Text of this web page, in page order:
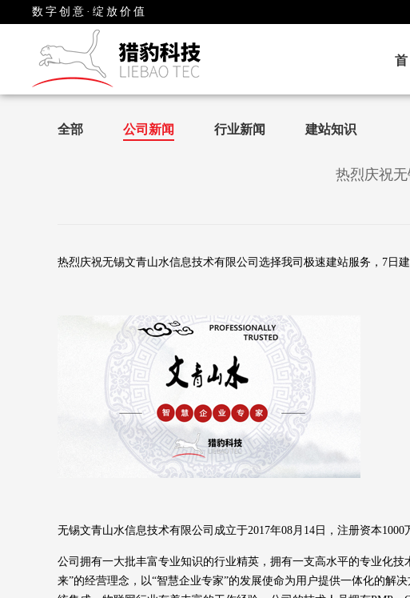
数字创意·绽放价值
首
全部 公司新闻 行业新闻 建站知识
热烈庆祝
热烈庆祝无锡文青山水信息技术有限公司选择我司极速建站服务，7日
无锡文青山水信息技术有限公司成立于2017年08月14日，注册资本1000
公司拥有一大批丰富专业知识的行业精英，拥有一支高水平的专业化
来”的经营理念，以“智慧企业专家”的发展使命为用户提供一体化的解